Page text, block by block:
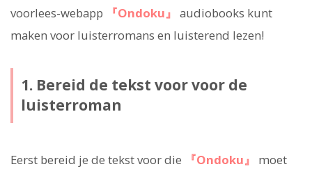
voorlees-webapp
『Ondoku』 audiobooks kunt
maken voor luisterromans en luisterend lezen!
1. Bereid de tekst voor voor de
luisterroman
Eerst bereid je de tekst voor die 『Ondoku』
moet